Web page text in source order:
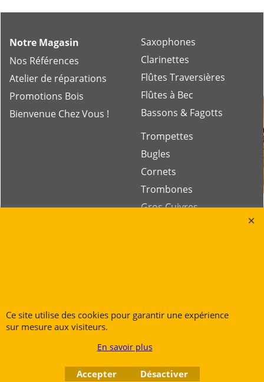
Notre Magasin
Nos Références
Atelier de réparations
Promotions Bois
Bienvenue Chez Vous !
Saxophones
Clarinettes
Flûtes Traversières
Flûtes à Bec
Bassons & Fagotts
Trompettes
Bugles
Cornets
Trombones
Gros Cuivres
Tél. +32 (0) 470 876 817
@.contact@ruedesvents.com
Au capital de 10000€ - N°BE1007294916
Ce site utilise des cookies pour garantir une expérience
sur mesure aux visiteurs.
En savoir plus
Accepter Désactiver